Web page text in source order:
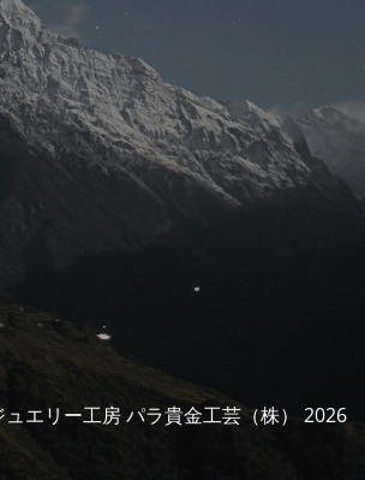
エリー工房 パラ貴金工芸（株） 2026